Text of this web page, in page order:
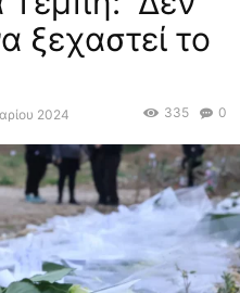
ξεχαστεί το
2024 0
335